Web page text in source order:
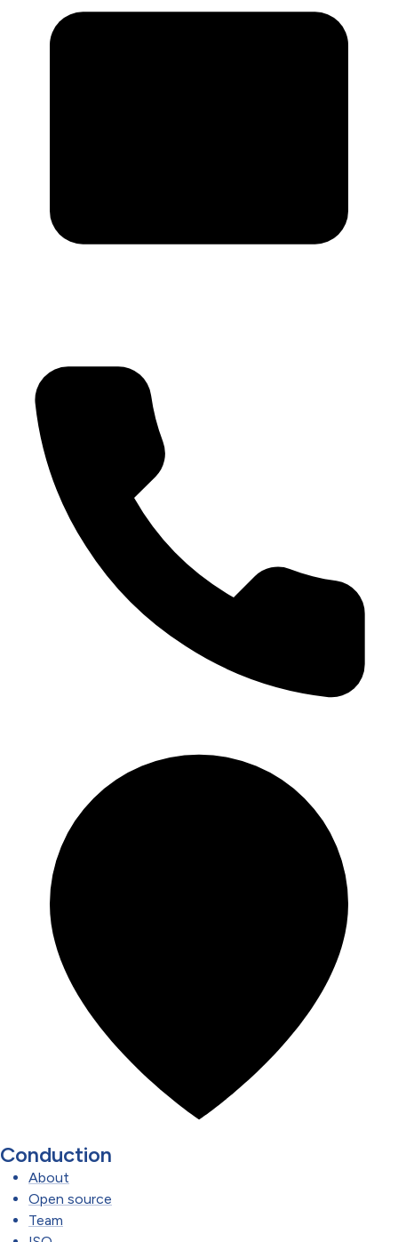
Conduction
About
Open source
Team